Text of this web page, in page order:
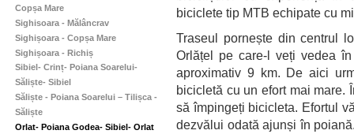
Copșa Mare
Sighisoara - Mălâncrav
Sighișoara - Copșa Mare
Sighișoara - Richiș
Sibiel- Crinț- Poiana Soarelui-
Săliște- Sibiel
Săliște - Poiana Soarelui – Tilișca -
Săliște
Orlat- Poiana Godea- Sibiel- Orlat
biciclete tip MTB echipate cu
Traseul pornește din centrul
Orlățel pe care-l veți vedea
aproximativ 9 km. De aici
bicicletă cu un efort mai mare.
să împingeți bicicleta. Efortul
dezvălui odată ajunși în